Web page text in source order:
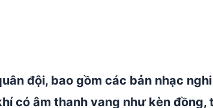
đội, bao gồm các bản nhạc
có âm thanh vang như kèn đồng,